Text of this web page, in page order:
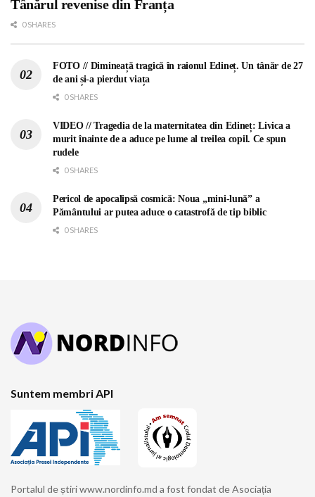
Tânărul revenise din Franța
0 SHARES
FOTO // Dimineață tragică în raionul Edineț. Un tânăr de 27
de ani și-a pierdut viața
0 SHARES
VIDEO // Tragedia de la maternitatea din Edineț: Livica a
murit înainte de a aduce pe lume al treilea copil. Ce spun
rudele
0 SHARES
Pericol de apocalipsă cosmică: Noua „mini-lună” a
Pământului ar putea aduce o catastrofă de tip biblic
0 SHARES
Suntem membri API
Portalul de știri www.nordinfo.md a fost fondat de Asociația